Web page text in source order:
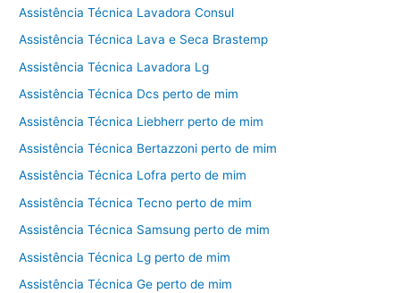
Assistência Técnica Lavadora Consul
Assistência Técnica Lava e Seca Brastemp
Assistência Técnica Lavadora Lg
Assistência Técnica Dcs perto de mim
Assistência Técnica Liebherr perto de mim
Assistência Técnica Bertazzoni perto de mim
Assistência Técnica Lofra perto de mim
Assistência Técnica Tecno perto de mim
Assistência Técnica Samsung perto de mim
Assistência Técnica Lg perto de mim
Assistência Técnica Ge perto de mim